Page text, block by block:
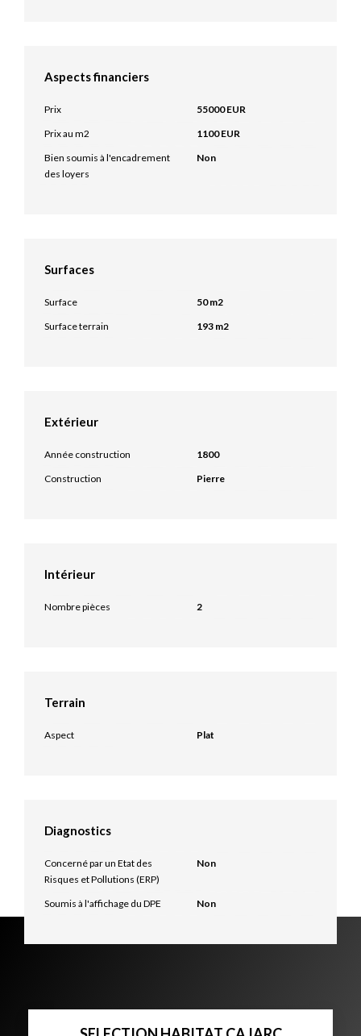
Aspects financiers
Prix
55000 EUR
Prix au m2
1100 EUR
Bien soumis à l'encadrement
des loyers
Non
Surfaces
Surface
50 m2
Surface terrain
193 m2
Extérieur
Année construction
1800
Construction
Pierre
Intérieur
Nombre pièces 2
Terrain
Aspect Plat
Diagnostics
Concerné par un Etat des
Risques et Pollutions (ERP)
Non
Soumis à l'affichage du DPE Non